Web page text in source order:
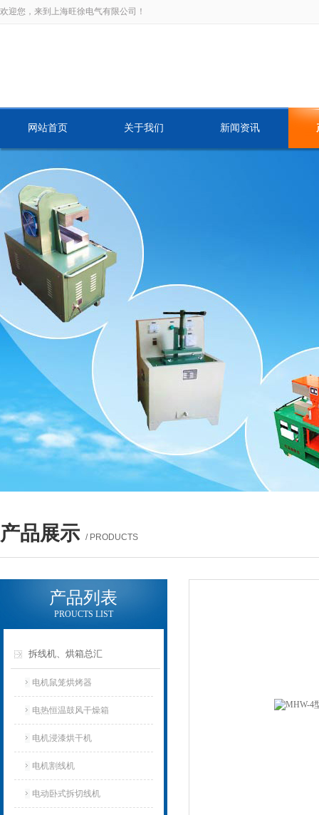
欢迎您，来到上海旺徐电气有限公司！
网站首页 关于我们 新闻资讯
产品展示 / PRODUCTS
产品列表
PROUCTS LIST
拆线机、烘箱总汇
电机鼠笼烘烤器
电热恒温鼓风干燥箱
电机浸漆烘干机
电机割线机
电动卧式拆切线机